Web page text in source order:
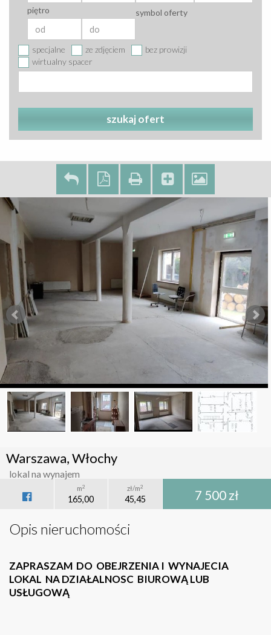
piętro
specjalne ze zdjęciem
bez prowizji
wirtualny spacer
symbol oferty
szukaj ofert
Warszawa, Włochy
lokal na wynajem
m2
165,00
zł/m2
45,45 7 500 zł
Opis nieruchomości
ZAPRASZAM DO OBEJRZENIA I WYNAJECIA
LOKAL NA DZIAŁALNOSC BIUROWĄ LUB
USŁUGOWĄ